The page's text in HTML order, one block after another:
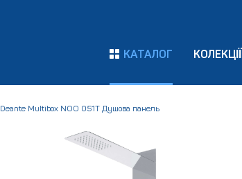
КАТАЛОГ КОЛЕКЦІЇ
Deante Multibox NOO 051T Душова панель